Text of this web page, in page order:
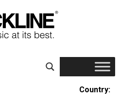
Country: